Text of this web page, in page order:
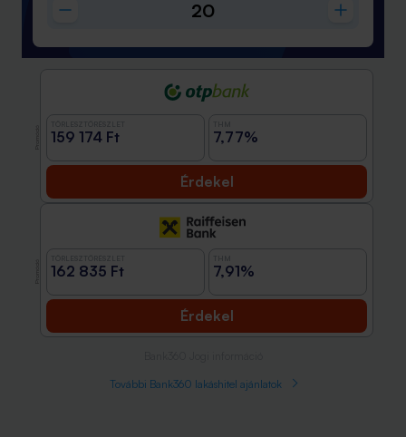
159 174 Ft 7,77%
Érdekel
162 835 Ft 7,91%
Érdekel
További Bank360 lakáshitel ajánlatok